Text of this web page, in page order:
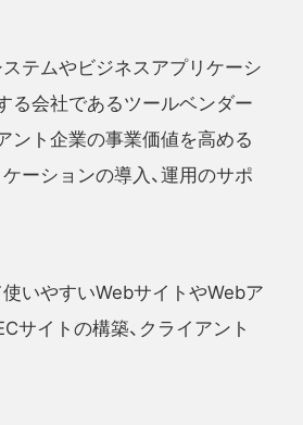
テムやビジネスアプリケーシ
る会社であるツールベンダー
ント企業の事業価値を高める
ーションの導入、運用のサポ
いやすいWebサイトやWebア
サイトの構築、クライアント